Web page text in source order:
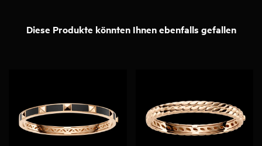
Diese Produkte könnten Ihnen ebenfalls gefallen